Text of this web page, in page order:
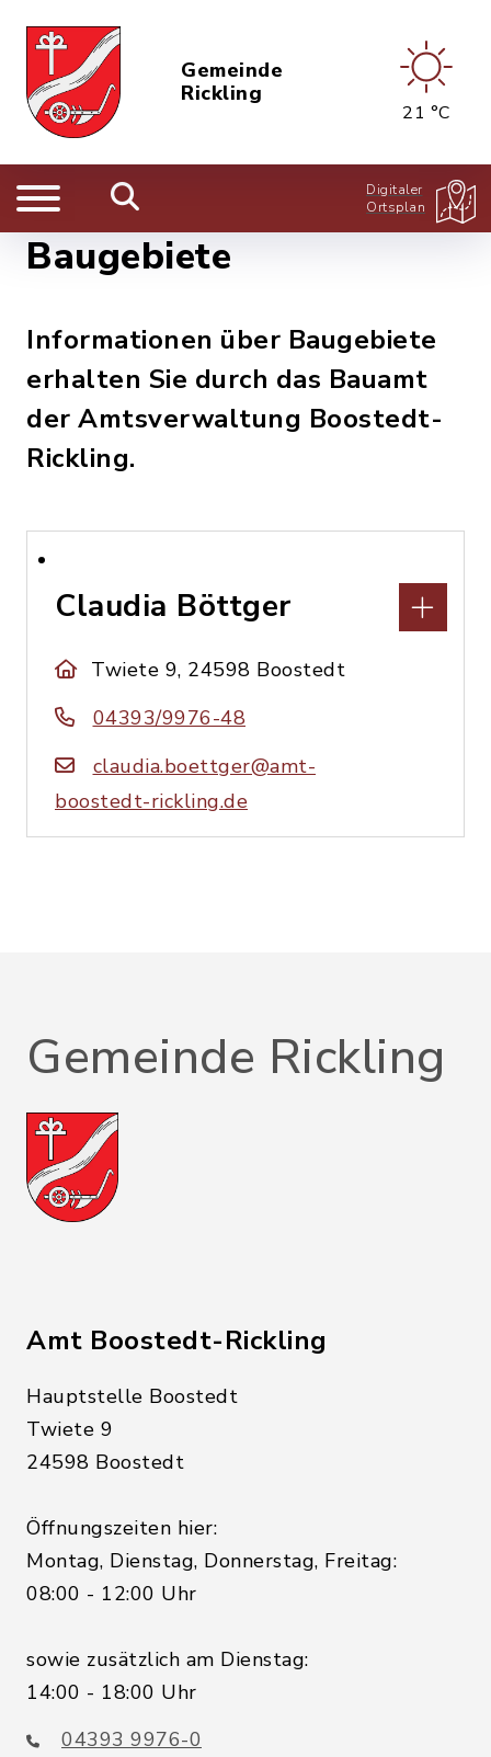
Gemeinde
Rickling
21 °C
Digitaler
Ortsplan
Baugebiete
Informationen über Baugebiete
erhalten Sie durch das Bauamt
der Amtsverwaltung Boostedt-
Rickling.
Claudia Böttger
Twiete 9, 24598 Boostedt
04393/9976-48
claudia.boettger@amt-
boostedt-rickling.de
Gemeinde Rickling
Amt Boostedt-Rickling
Hauptstelle Boostedt
Twiete 9
24598 Boostedt
Öffnungszeiten hier:
Montag, Dienstag, Donnerstag, Freitag:
08:00 - 12:00 Uhr
sowie zusätzlich am Dienstag:
14:00 - 18:00 Uhr
04393 9976-0